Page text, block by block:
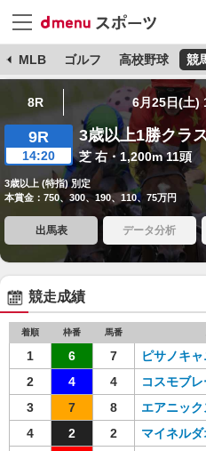
MLB ゴルフ 高校野球 競
8R 6月25日(土)
9R
14:20
3歳以上1勝クラ
芝 右・1,200m 11頭
3歳以上 (特指) 別定
本賞金：750、300、190、110、75万円
出馬表 データ分析
競走成績
着順 枠番 馬番
1 6 7 ピサノキ
2
4 4 コスモブ
3
7 8 エアニック
4
2 2 マイネルダ